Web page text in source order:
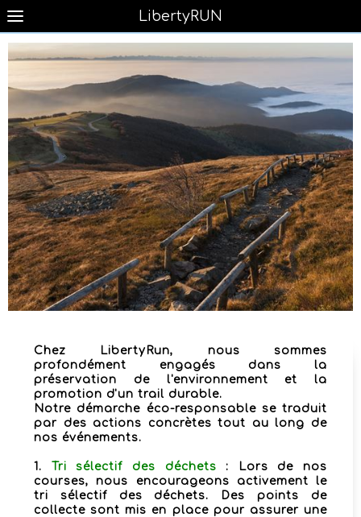
LibertyRUN
Chez LibertyRun, nous sommes
profondément engagés dans la
préservation de l'environnement et la
promotion d'un trail durable.
Notre démarche éco-responsable se traduit
par des actions concrètes tout au long de
nos événements.
1. Tri sélectif des déchets : Lors de nos
courses, nous encourageons activement le
tri sélectif des déchets. Des points de
collecte sont mis en place pour assurer une